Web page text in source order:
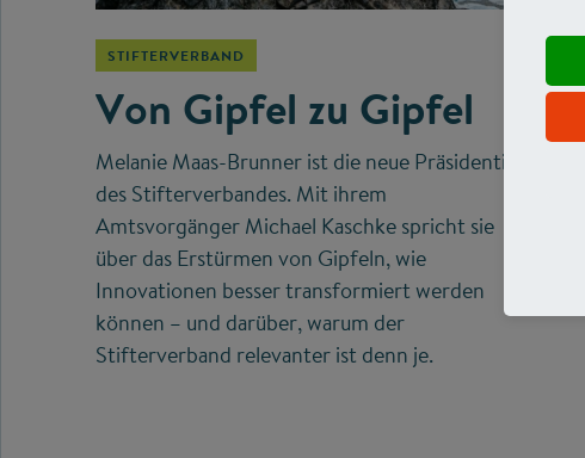
STIFTERVERBAND
Von Gipfel zu Gipfel
Melanie Maas-Brunner ist die neue Präsidentin
des Stifterverbandes. Mit ihrem
Amtsvorgänger Michael Kaschke spricht sie
über das Erstürmen von Gipfeln, wie
Innovationen besser transformiert werden
können – und darüber, warum der
Stifterverband relevanter ist denn je.